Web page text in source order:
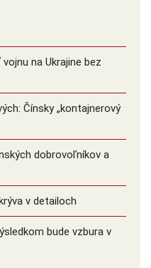
na Ukrajine bez
Čínsky ️„kontajnerový
dobrovoľníkov a
v detailoch
bude vzbura v